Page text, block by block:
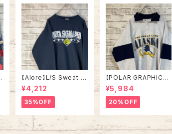
【Alore】L/S Sweat L
Made in USA 90s 社
交クラブ プロモーショ
ン スウェット トレーナー
USA製 vintage ヴィン
テージ アメリカ USA
古着
¥4,212
35%OFF
【POLAR GRAPHICS】
L/S HalfZip Sweat X
L Made in USA 90s
“ALASKA” スーベニア
ハーフジップスウェット
トレーナー アラスカ お
土産モノ vintage ヴィ
ンテージ アメリカ USA
¥5,984
20%OFF